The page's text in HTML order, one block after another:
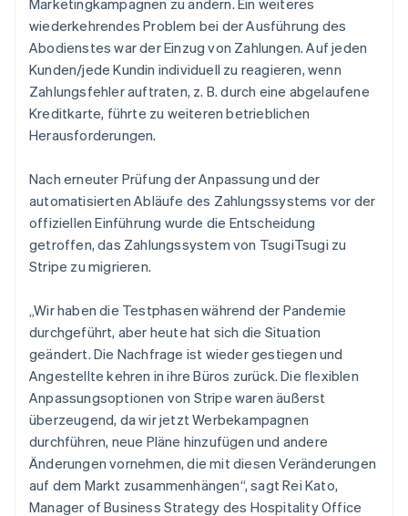
wiederkehrendes Problem bei der Ausführung des
Abodienstes war der Einzug von Zahlungen. Auf jeden
Kunden/jede Kundin individuell zu reagieren, wenn
Zahlungsfehler auftraten, z. B. durch eine abgelaufene
Kreditkarte, führte zu weiteren betrieblichen
Herausforderungen.
Nach erneuter Prüfung der Anpassung und der
automatisierten Abläufe des Zahlungssystems vor der
offiziellen Einführung wurde die Entscheidung
getroffen, das Zahlungssystem von TsugiTsugi zu
Stripe zu migrieren.
„Wir haben die Testphasen während der Pandemie
durchgeführt, aber heute hat sich die Situation
geändert. Die Nachfrage ist wieder gestiegen und
Angestellte kehren in ihre Büros zurück. Die flexiblen
Anpassungsoptionen von Stripe waren äußerst
überzeugend, da wir jetzt Werbekampagnen
durchführen, neue Pläne hinzufügen und andere
Änderungen vornehmen, die mit diesen Veränderungen
auf dem Markt zusammenhängen“, sagt Rei Kato,
Manager of Business Strategy des Hospitality Office